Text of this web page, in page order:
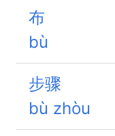
布
bù
步骤
bù zhòu